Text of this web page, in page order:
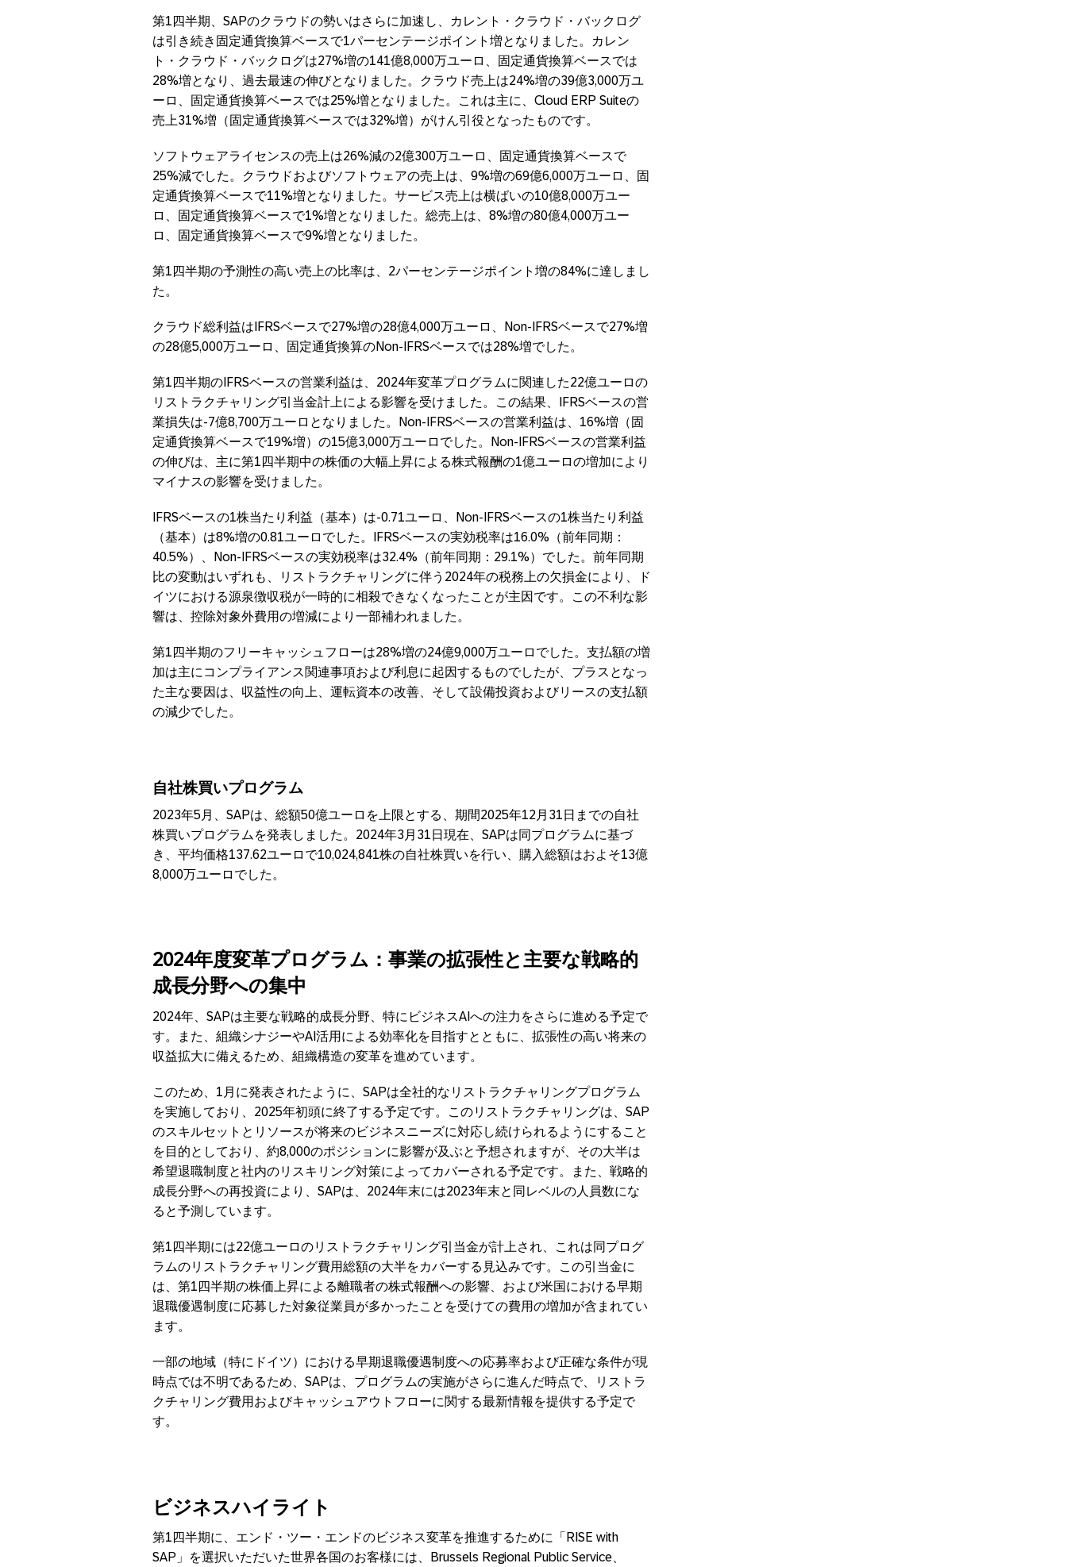
第1四半期、SAPのクラウドの勢いはさらに加速し、カレント・クラウド・バックログ
は引き続き固定通貨換算ベースで1パーセンテージポイント増となりました。カレン
ト・クラウド・バックログは27%増の141億8,000万ユーロ、固定通貨換算ベースでは
28%増となり、過去最速の伸びとなりました。クラウド売上は24%増の39億3,000万ユ
ーロ、固定通貨換算ベースでは25%増となりました。これは主に、Cloud ERP Suiteの
売上31%増（固定通貨換算ベースでは32%増）がけん引役となったものです。
ソフトウェアライセンスの売上は26%減の2億300万ユーロ、固定通貨換算ベースで
25%減でした。クラウドおよびソフトウェアの売上は、9%増の69億6,000万ユーロ、固
定通貨換算ベースで11%増となりました。サービス売上は横ばいの10億8,000万ユー
ロ、固定通貨換算ベースで1%増となりました。総売上は、8%増の80億4,000万ユー
ロ、固定通貨換算ベースで9%増となりました。
第1四半期の予測性の高い売上の比率は、2パーセンテージポイント増の84%に達しまし
た。
クラウド総利益はIFRSベースで27%増の28億4,000万ユーロ、Non-IFRSベースで27%増
の28億5,000万ユーロ、固定通貨換算のNon-IFRSベースでは28%増でした。
第1四半期のIFRSベースの営業利益は、2024年変革プログラムに関連した22億ユーロの
リストラクチャリング引当金計上による影響を受けました。この結果、IFRSベースの営
業損失は-7億8,700万ユーロとなりました。Non-IFRSベースの営業利益は、16%増（固
定通貨換算ベースで19%増）の15億3,000万ユーロでした。Non-IFRSベースの営業利益
の伸びは、主に第1四半期中の株価の大幅上昇による株式報酬の1億ユーロの増加により
マイナスの影響を受けました。
IFRSベースの1株当たり利益（基本）は-0.71ユーロ、Non-IFRSベースの1株当たり利益
（基本）は8%増の0.81ユーロでした。IFRSベースの実効税率は16.0%（前年同期：
40.5%）、Non-IFRSベースの実効税率は32.4%（前年同期：29.1%）でした。前年同期
比の変動はいずれも、リストラクチャリングに伴う2024年の税務上の欠損金により、ド
イツにおける源泉徴収税が一時的に相殺できなくなったことが主因です。この不利な影
響は、控除対象外費用の増減により一部補われました。
第1四半期のフリーキャッシュフローは28%増の24億9,000万ユーロでした。支払額の増
加は主にコンプライアンス関連事項および利息に起因するものでしたが、プラスとなっ
た主な要因は、収益性の向上、運転資本の改善、そして設備投資およびリースの支払額
の減少でした。
自社株買いプログラム
2023年5月、SAPは、総額50億ユーロを上限とする、期間2025年12月31日までの自社
株買いプログラムを発表しました。2024年3月31日現在、SAPは同プログラムに基づ
き、平均価格137.62ユーロで10,024,841株の自社株買いを行い、購入総額はおよそ13億
8,000万ユーロでした。
2024年度変革プログラム：事業の拡張性と主要な戦略的
成長分野への集中
2024年、SAPは主要な戦略的成長分野、特にビジネスAIへの注力をさらに進める予定で
す。また、組織シナジーやAI活用による効率化を目指すとともに、拡張性の高い将来の
収益拡大に備えるため、組織構造の変革を進めています。
このため、1月に発表されたように、SAPは全社的なリストラクチャリングプログラム
を実施しており、2025年初頭に終了する予定です。このリストラクチャリングは、SAP
のスキルセットとリソースが将来のビジネスニーズに対応し続けられるようにすること
を目的としており、約8,000のポジションに影響が及ぶと予想されますが、その大半は
希望退職制度と社内のリスキリング対策によってカバーされる予定です。また、戦略的
成長分野への再投資により、SAPは、2024年末には2023年末と同レベルの人員数にな
ると予測しています。
第1四半期には22億ユーロのリストラクチャリング引当金が計上され、これは同プログ
ラムのリストラクチャリング費用総額の大半をカバーする見込みです。この引当金に
は、第1四半期の株価上昇による離職者の株式報酬への影響、および米国における早期
退職優遇制度に応募した対象従業員が多かったことを受けての費用の増加が含まれてい
ます。
一部の地域（特にドイツ）における早期退職優遇制度への応募率および正確な条件が現
時点では不明であるため、SAPは、プログラムの実施がさらに進んだ時点で、リストラ
クチャリング費用およびキャッシュアウトフローに関する最新情報を提供する予定で
す。
ビジネスハイライト
第1四半期に、エンド・ツー・エンドのビジネス変革を推進するために「RISE with
SAP」を選択いただいた世界各国のお客様には、Brussels Regional Public Service、